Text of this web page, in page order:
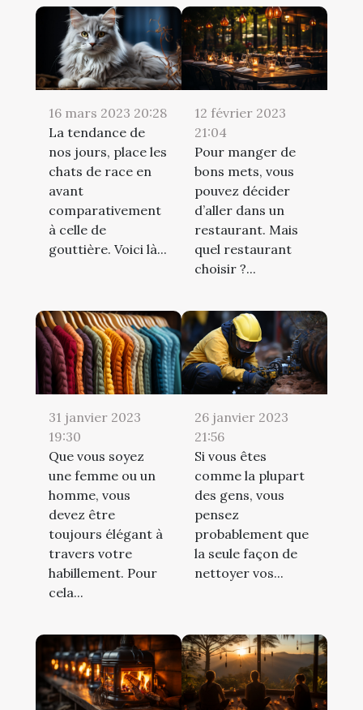
16 mars 2023 20:28
La tendance de
nos jours, place les
chats de race en
avant
comparativement
à celle de
gouttière. Voici là...
12 février 2023
21:04
Pour manger de
bons mets, vous
pouvez décider
d’aller dans un
restaurant. Mais
quel restaurant
choisir ?...
31 janvier 2023
19:30
Que vous soyez
une femme ou un
homme, vous
devez être
toujours élégant à
travers votre
habillement. Pour
cela...
26 janvier 2023
21:56
Si vous êtes
comme la plupart
des gens, vous
pensez
probablement que
la seule façon de
nettoyer vos...